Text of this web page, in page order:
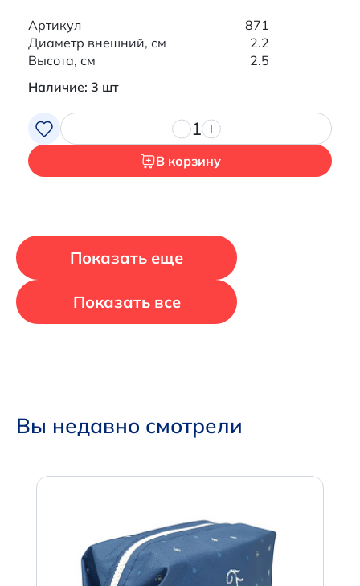
Артикул
871
Диаметр внешний, см
2.2
Высота, см
2.5
Наличие: 3 шт
1
В корзину
Показать еще
Показать все
Вы недавно смотрели